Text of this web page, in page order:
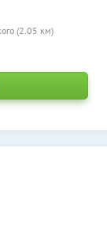
(2.05 км)